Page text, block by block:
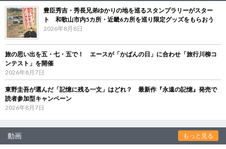
豊臣秀吉・秀長兄弟ゆかりの地を巡るスタンプラリーがスター
ト 和歌山市内5カ所・近畿6カ所を巡り限定グッズをもらおう
2026年8月8日
旅の思い出を五・七・五で！ エースが「かばんの日」に合わせ「旅行川柳コ
ンテスト」を開催
2026年8月7日
東野圭吾が選んだ「記憶に残る一文」はどれ？ 最新作『永遠の記憶』発売で
読者参加型キャンペーン
2026年8月7日
動画 もっと見る